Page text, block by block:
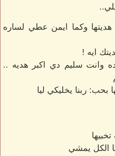
وكما ايمن عطي لساره
ايه !
وانت سليم دي اكبر هديه ..
ربنا يخليكي ليا
الكل يمشي